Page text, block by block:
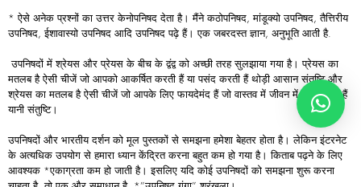
* ऐसे अनेक प्रश्नों का उत्तर केनोपनिषद देता है। मैंने कठोपनिषद, मांडूक्यो उपनिषद, तैत्तिरीय
उपनिषद, ईशावास्यो उपनिषद आदि उपनिषद पढ़े हैं। एक जबरदस्त ज्ञान, अनुभूति आती है.
उपनिषदों में श्रेयस और प्रेयस के बीच के द्वंद्व को अच्छी तरह सुलझाया गया है। प्रेयस का
मतलब है ऐसी चीजें जो आपको आकर्षित करती हैं या पसंद करती हैं थोड़ी आसान संतुष्टि और
श्रेयस का मतलब है ऐसी चीजें जो आपके लिए फायदेमंद हैं जो वास्तव में जीवन में खुशी लाती हैं
यानी संतुष्टि।
उपनिषदों और भारतीय दर्शन को मूल पुस्तकों से समझना हमेशा बेहतर होता है। लेकिन इंटरनेट
के अत्यधिक उपयोग से हमारा ध्यान केंद्रित करना बहुत कम हो गया है। किताब पढ़ने के लिए
आवश्यक *एकाग्रता कम हो जाती है। इसलिए यदि कोई उपनिषदों को समझना शुरू करना